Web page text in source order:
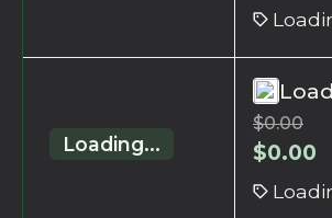
Loading...
$0.00
$0.00